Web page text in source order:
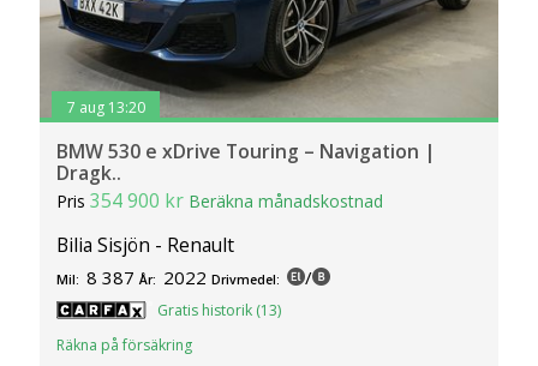
7 aug 13:20
BMW 530 e xDrive Touring – Navigation |
Dragk..
Pris354 900 kr Beräkna månadskostnad
Bilia Sisjön - Renault
Mil: 8 387 År: 2022 Drivmedel: /
Gratis historik (13)
Räkna på försäkring